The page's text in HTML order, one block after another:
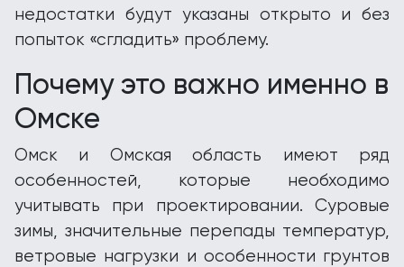
недостатки будут указаны открыто и без
попыток «сгладить» проблему.
Почему это важно именно в
Омске
Омск и Омская область имеют ряд
особенностей, которые необходимо
учитывать при проектировании. Суровые
зимы, значительные перепады температур,
ветровые нагрузки и особенности грунтов